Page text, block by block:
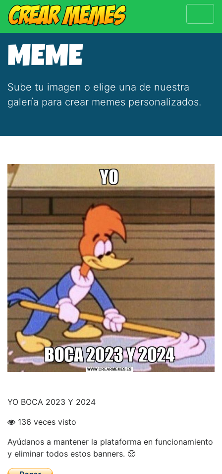
MEME
Sube tu imagen o elige una de nuestra
galería para crear memes personalizados.
YO BOCA 2023 Y 2024
136 veces visto
Ayúdanos a mantener la plataforma en funcionamiento
y eliminar todos estos banners. 🥺